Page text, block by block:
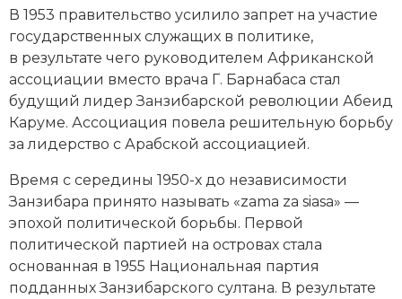
В 1953 правительство усилило запрет на участие
государственных служащих в политике,
в результате чего руководителем Африканской
ассоциации вместо врача Г. Барнабаса стал
будущий лидер Занзибарской революции Абеид
Каруме. Ассоциация повела решительную борьбу
за лидерство с Арабской ассоциацией.
Время с середины 1950-х до независимости
Занзибара принято называть «zama za siasa» —
эпохой политической борьбы. Первой
политической партией на островах стала
основанная в 1955 Национальная партия
подданных Занзибарского султана. В результате